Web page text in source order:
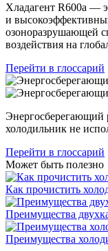
Хладагент R600a —
и
озоноразрушающей
воздействия на
Перейти в глоссарий
Энергосберегающий
холодильник не
Перейти в глоссарий
Может быть полезно
Как прочистить
Преимущества
Преимущества